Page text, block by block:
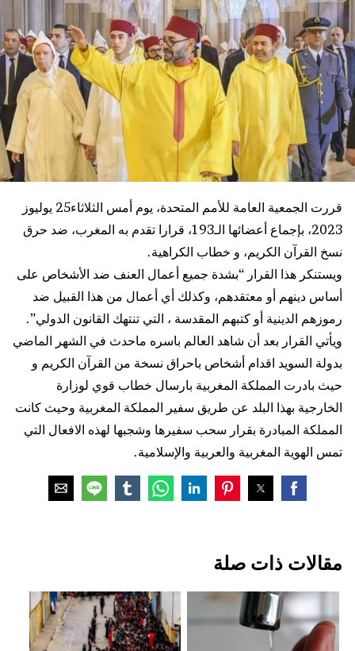
قررت الجمعية العامة للأمم المتحدة، يوم أمس الثلاثاء25 يوليوز
2023، بإجماع أعضائها الـ193، قرارا تقدم به المغرب، ضد حرق
نسخ القرآن الكريم، و خطاب الكراهية.
ويستنكر هذا القرار “بشدة جميع أعمال العنف ضد الأشخاص على
أساس دينهم أو معتقدهم، وكذلك أي أعمال من هذا القبيل ضد
رموزهم الدينية أو كتبهم المقدسة ، التي تنتهك القانون الدولي”.
ويأتي القرار بعد أن شاهد العالم باسره ماحدث في الشهر الماضي
بدولة السويد اقدام أشخاص باحراق نسخة من القرآن الكريم و
حيث بادرت المملكة المغربية بارسال خطاب قوي لوزارة
الخارجية بهذا البلد عن طريق سفير المملكة المغربية وحيث كانت
المملكة المبادرة بقرار سحب سفيرها وشجبها لهذه الافعال التي
تمس الهوية المغربية والعربية والإسلامية.
مقالات ذات صلة